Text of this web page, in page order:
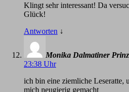
Klingt sehr interessant! Da
Glück!
Antworten ↓
Monika Dalmatiner Prinz
23:38 Uhr
ich bin eine ziemliche Leseratte,
mich neugierig gemacht